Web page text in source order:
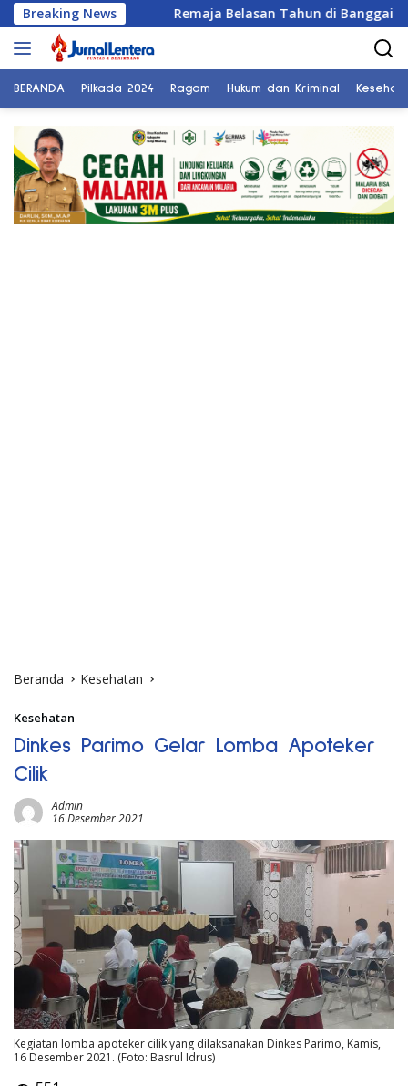
Langsung
ke
konten
Breaking News
KDRT Remaja Belasan Tahun di Banggai Jadi
BERANDA Pilkada 2024 Ragam Hukum dan Kriminal
Beranda Kesehatan
Kesehatan
Dinkes Parimo Gelar Lomba Apoteker
Cilik
Admin
16 Desember 2021
Kegiatan lomba apoteker cilik yang dilaksanakan Dinkes Parimo, Kamis,
16 Desember 2021. (Foto: Basrul Idrus)